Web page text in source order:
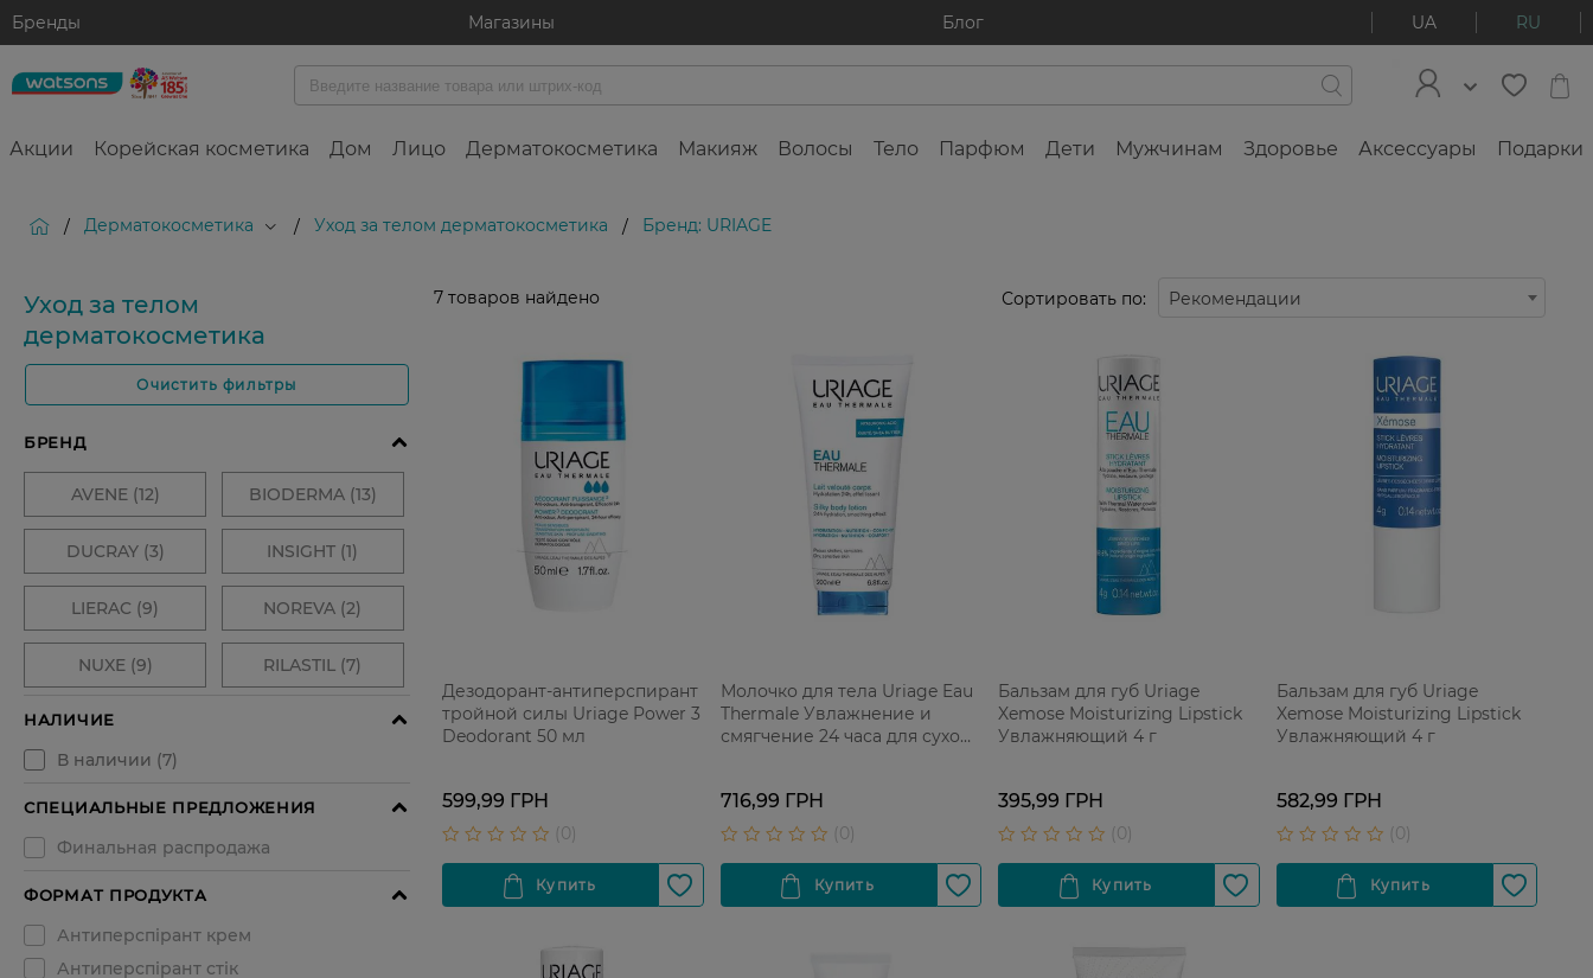
Бренды Магазины Блог UA RU
Акции Корейская косметика Дом Лицо Дерматокосметика Макияж Волосы Тело Парфюм Дети Мужчинам Здоровье Аксессуары Подарки
/ Дерматокосметика / Уход за телом дерматокосметика / Бренд: URIAGE
Уход за телом
дерматокосметика
Очистить фильтры
7 товаров найдено Сортировать по: Рекомендации
Дезодорант-антиперспирант
тройной силы Uriage Power 3
Deodorant 50 мл
599,99 ГРН
Молочко для тела Uriage Eau
Thermale Увлажнение и
смягчение 24 часа для сухой
716,99 ГРН
Бальзам для губ Uriage
Xemose Moisturizing Lipstick
Увлажняющий 4 г
395,99 ГРН
Бальзам для губ Uriage
Xemose Moisturizing Lipstick
Увлажняющий 4 г
582,99 ГРН